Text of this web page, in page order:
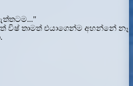
විෂ් තාමත් එයාගෙන්ම අහන්නේ නෑ